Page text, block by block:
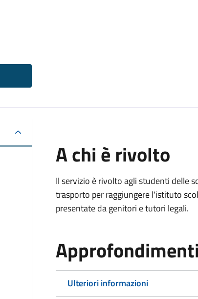
A chi è rivolto
Il servizio è rivolto agli studenti delle
trasporto per raggiungere l'istituto
presentate da genitori e tutori legali.
Approfondimenti
Ulteriori informazioni